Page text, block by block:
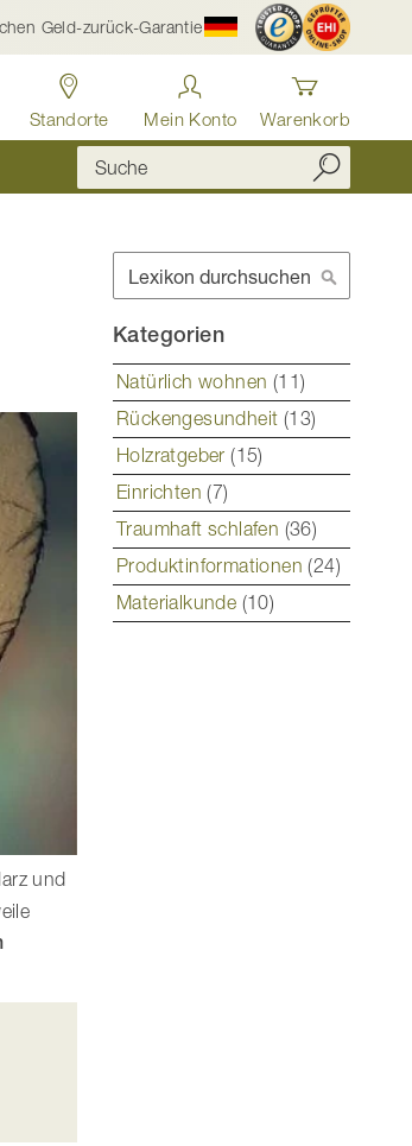
Geld-zurück-Garantie
Standorte Mein Konto Warenkorb
und
Suche
Kategorien
Natürlich wohnen (11)
Rückengesundheit (13)
Holzratgeber(15)
Einrichten(7)
Traumhaft schlafen (36)
Produktinformationen(24)
Materialkunde (10)